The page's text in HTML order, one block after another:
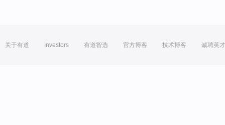
关于有道 Investors 有道智选 官方博客 技术博客 诚聘英才